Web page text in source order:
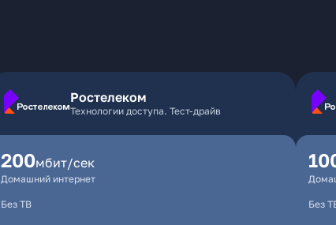
Ростелеком
Технологии доступа. Тест-драйв
200мбит/сек
Домашний интернет
Без ТВ Без